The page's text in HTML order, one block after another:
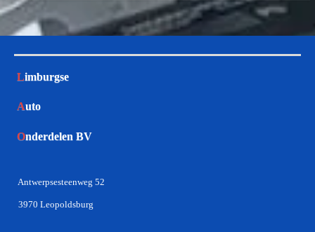
Limburgse
Auto
Onderdelen BV
Antwerpsesteenweg 52
3970 Leopoldsburg